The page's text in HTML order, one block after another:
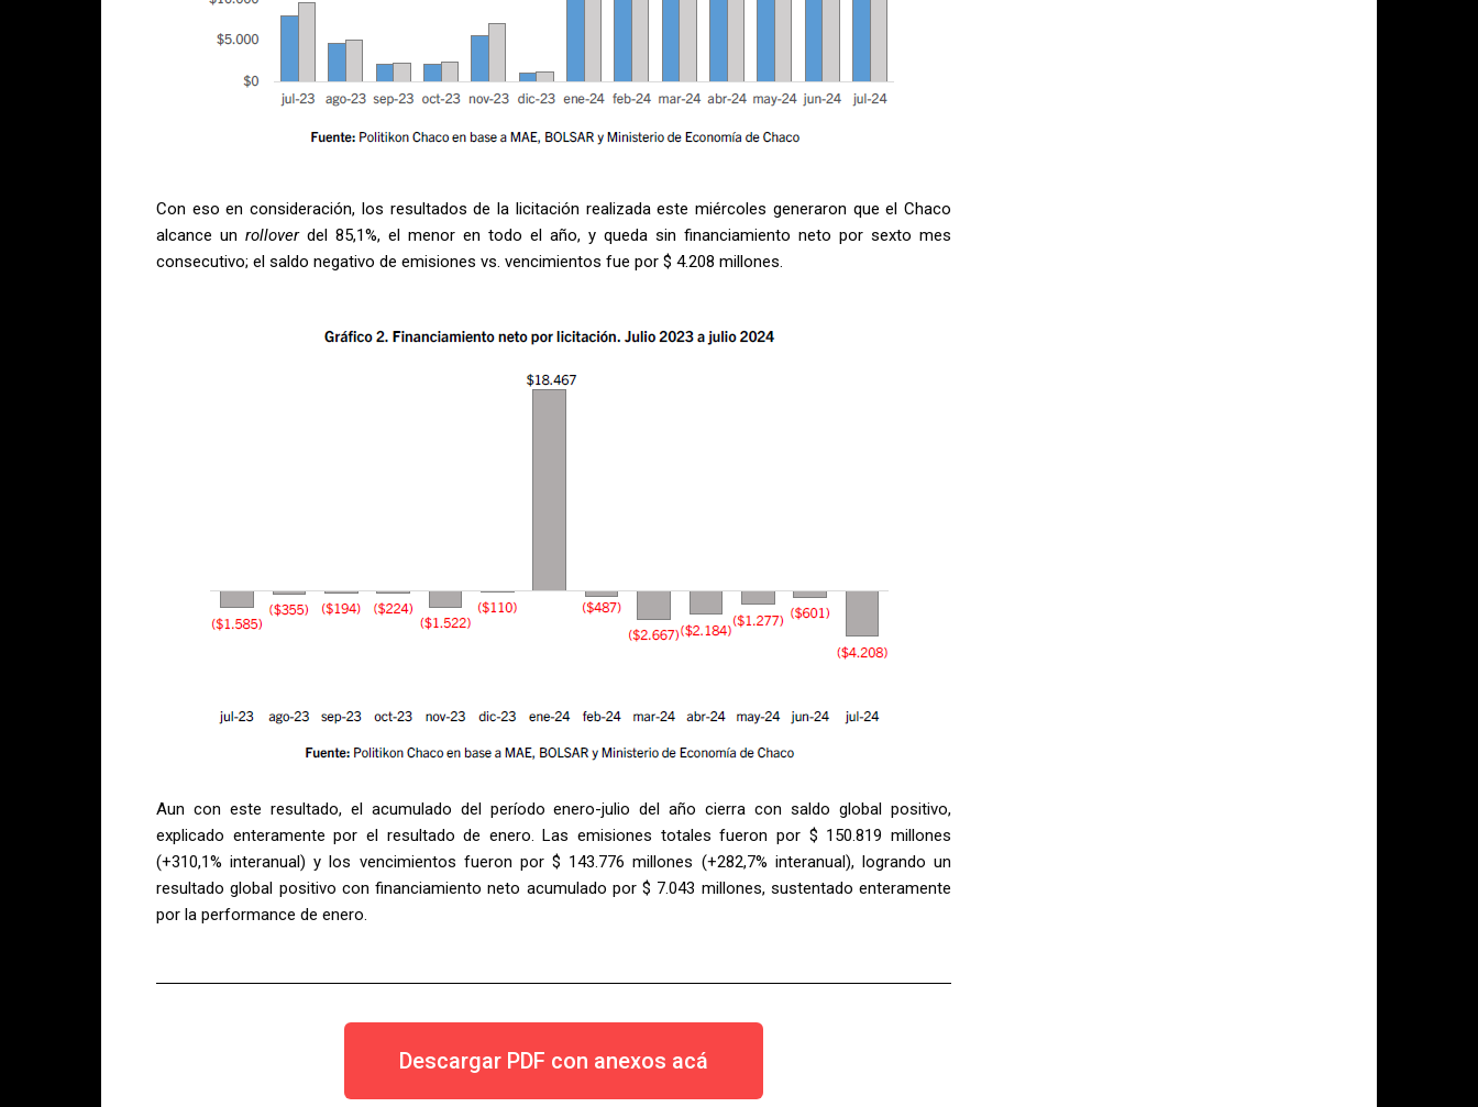
Con eso en consideración, los resultados de la licitación realizada este miércoles generaron que el Chaco
alcance un rolloverdel 85,1%, el menor en todo el año, y queda sin financiamiento neto por sexto mes
consecutivo; el saldo negativo de emisiones vs. vencimientos fue por $ 4.208 millones.
Aun con este resultado, el acumulado del período enero-julio del año cierra con saldo global positivo,
explicado enteramente por el resultado de enero. Las emisiones totales fueron por $ 150.819 millones
(+310,1% interanual) y los vencimientos fueron por $ 143.776 millones (+282,7% interanual), logrando un
resultado global positivo con financiamiento neto acumulado por $ 7.043 millones, sustentado enteramente
por la performance de enero.
Descargar PDF con anexos acá